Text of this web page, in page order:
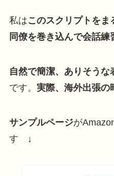
私はこのスクリプトをま
同僚を巻き込んで会話練
自然で簡潔、ありそう
です。 実際、海外出張の
サンプルページが
す ↓